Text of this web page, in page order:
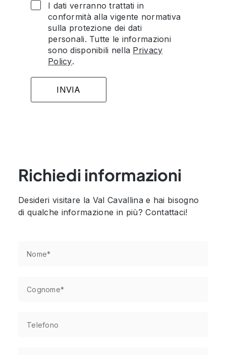
I dati verranno trattati in
conformità alla vigente normativa
sulla protezione dei dati
personali. Tutte le informazioni
sono disponibili nella Privacy
Policy.
Richiedi informazioni
Desideri visitare la Val Cavallina e hai bisogno
di qualche informazione in più? Contattaci!